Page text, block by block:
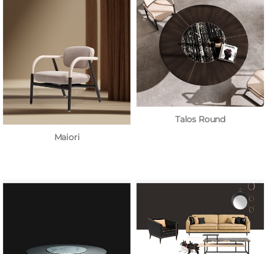
Maiori
Talos Round